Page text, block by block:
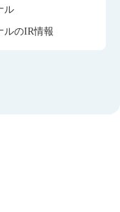
ル
ルのIR情報